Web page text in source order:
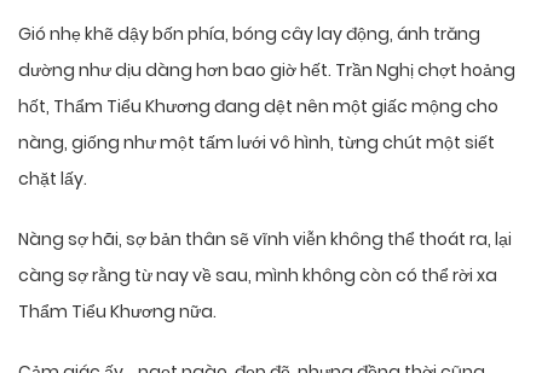
Gió nhẹ khẽ dậy bốn phía, bóng cây lay động, ánh trăng
dường như dịu dàng hơn bao giờ hết. Trần Nghị chợt hoảng
hốt, Thẩm Tiểu Khương đang dệt nên một giấc mộng cho
nàng, giống như một tấm lưới vô hình, từng chút một siết
chặt lấy.
Nàng sợ hãi, sợ bản thân sẽ vĩnh viễn không thể thoát ra, lại
càng sợ rằng từ nay về sau, mình không còn có thể rời xa
Thẩm Tiểu Khương nữa.